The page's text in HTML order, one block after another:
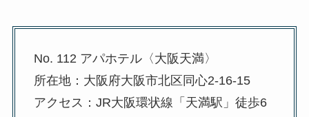
No. 112 アパホテル〈大阪天満〉
所在地：大阪府大阪市北区同心2-16-15
アクセス：JR大阪環状線「天満駅」徒歩6